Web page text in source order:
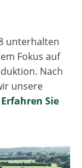
unterhalten
Fokus auf
Nach
unsere
Erfahren Sie